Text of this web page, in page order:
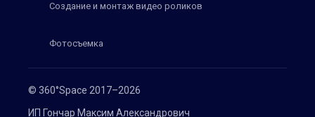
© 360°Space 2017–2026
ИП Гончар Максим Александрович
Создание и монтаж видео роликов
Фотосъемка